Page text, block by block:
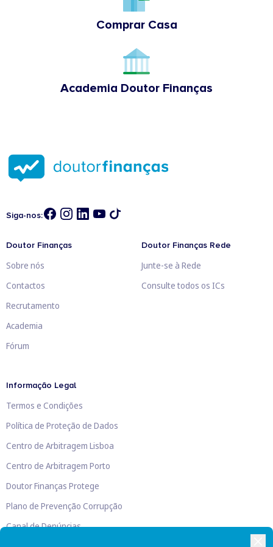
Comprar Casa
Academia Doutor Finanças
Siga-nos:
Doutor Finanças
Sobre nós
Contactos
Recrutamento
Academia
Fórum
Doutor Finanças Rede
Junte-se à Rede
Consulte todos os ICs
Informação Legal
Termos e Condições
Política de Proteção de Dados
Centro de Arbitragem Lisboa
Centro de Arbitragem Porto
Doutor Finanças Protege
Plano de Prevenção Corrupção
Canal de Denúncias